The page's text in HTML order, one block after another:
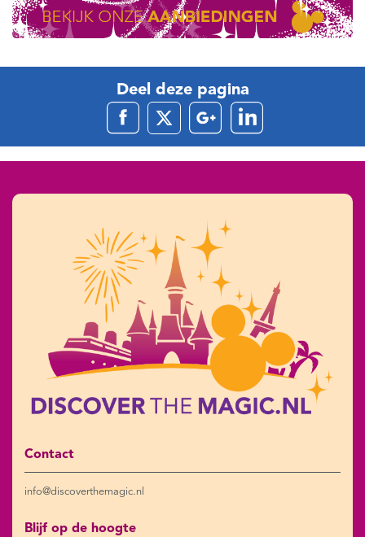
Deel deze pagina
Contact
info@discoverthemagic.nl
Blijf op de hoogte